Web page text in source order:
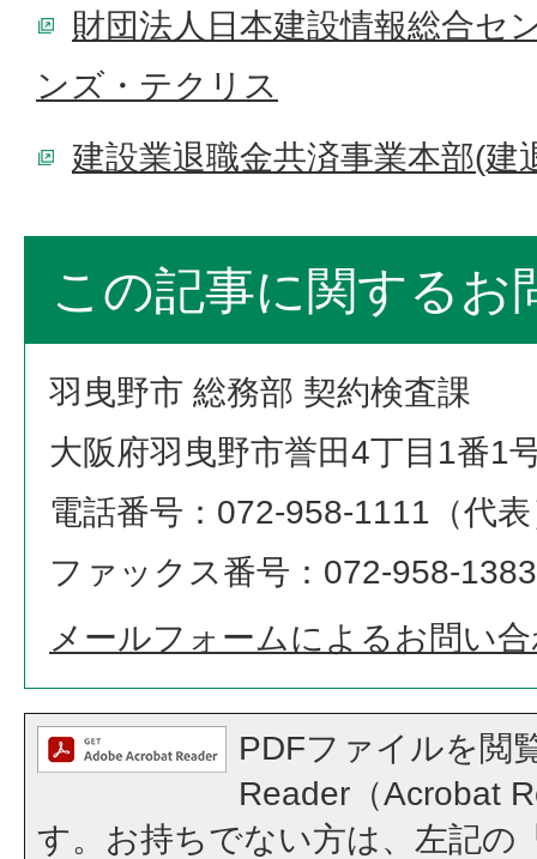
財団法人日本建設情報総合セ
ンズ・テクリス
建設業退職金共済事業本部(建
この記事に関するお
羽曳野市 総務部 契約検査課
大阪府羽曳野市誉田4丁目1番1
電話番号：072-958-1111（代
ファックス番号：072-958-1383
メールフォームによるお問い
PDFファイルを閲
Reader（Acrobat
す。お持ちでない方は、左記の